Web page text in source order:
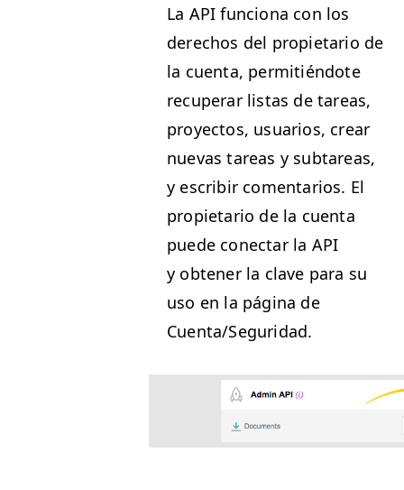
La API fun­ciona con los
dere­chos del propi­etario de
la cuen­ta, per­mi­tién­dote
recu­per­ar lis­tas de tar­eas,
proyec­tos, usuar­ios, crear
nuevas tar­eas y subtar­eas,
y escribir comen­tar­ios. El
propi­etario de la cuen­ta
puede conec­tar la API
y obten­er la clave para su
uso en la pági­na de
Cuenta/Seguridad.